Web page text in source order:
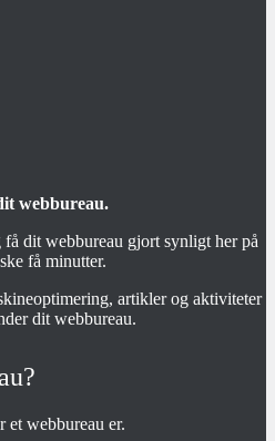
webbureau.
få dit webbureau gjort synligt her på
få minutter.
artikler og aktiviteter
dit webbureau.
et webbureau er.